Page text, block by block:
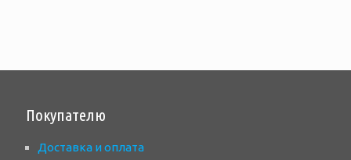
Покупателю
Доставка и оплата